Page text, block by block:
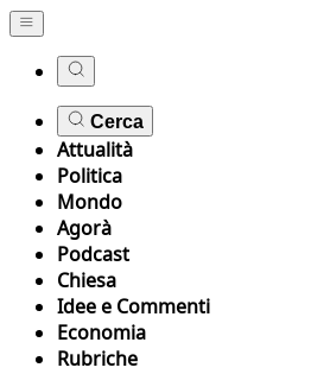
Cerca
Attualità
Politica
Mondo
Agorà
Podcast
Chiesa
Idee e Commenti
Economia
Rubriche